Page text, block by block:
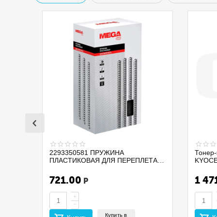
2293350581 ПРУЖИНА
ПЛАСТИКОВАЯ ДЛЯ ПЕРЕПЛЕТА
255112 D=32 А4 280ЛИСТОВ 50ШТ
ЧЕРНЫЙ
721.00 Р
+
−
Купить в
/
(EUR/
1